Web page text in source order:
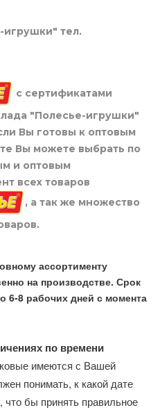
тел.
с сертификатами
"Полесье-игрушки"
Вы готовы к оптовым
Вы можете выбрать по
и оптовым
всех товаров
, а так же множество
ассортименту
на производстве. Срок
6-8 рабочих дней с момента
по времени
имеются с Вашей
понимать, к какой дате
что бы принять правильное